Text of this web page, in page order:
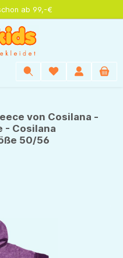
ab 99,-€
von Cosilana -
- Cosilana
50/56